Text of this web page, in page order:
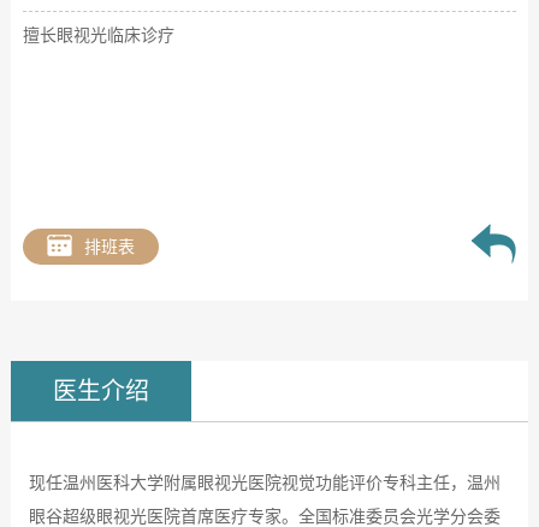
擅长眼视光临床诊疗
排班表
医生介绍
现任温州医科大学附属眼视光医院视觉功能评价专科主任，温州
眼谷超级眼视光医院首席医疗专家。全国标准委员会光学分会委